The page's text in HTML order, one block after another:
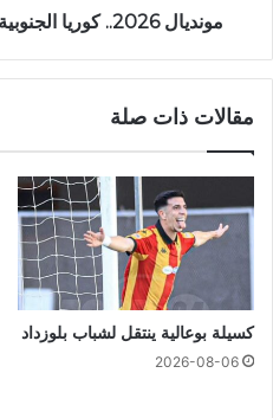
مونديال 2026.. كوريا الجنوبية تقلب الطاولة على التشيك
مقالات ذات صلة
كسيلة بوعالية ينتقل لشباب بلوزداد
2026-08-06